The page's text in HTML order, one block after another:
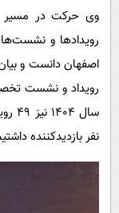
وی حرکت در مسیر
رویدادها و
رویداد و نشست
نفر بازدیدکننده